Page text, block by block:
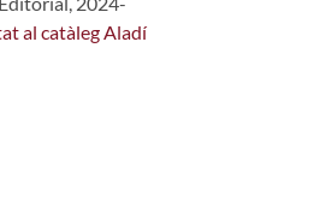
al catàleg Aladí